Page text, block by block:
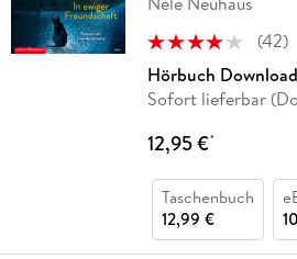
(42)
Hörbuch Download
Sofort lieferbar
12,95 €*
Taschenbuch
12,99 €